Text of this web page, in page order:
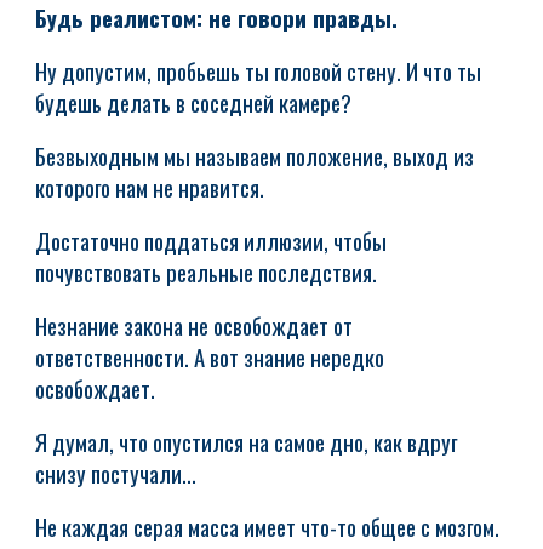
Будь реалистом: не говори правды.
Ну допустим, пробьешь ты головой стену. И что ты
будешь делать в соседней камере?
Безвыходным мы называем положение, выход из
которого нам не нравится.
Достаточно поддаться иллюзии, чтобы
почувствовать реальные последствия.
Незнание закона не освобождает от
ответственности. А вот знание нередко
освобождает.
Я думал, что опустился на самое дно, как вдруг
снизу постучали...
Не каждая серая масса имеет что-то общее с мозгом.